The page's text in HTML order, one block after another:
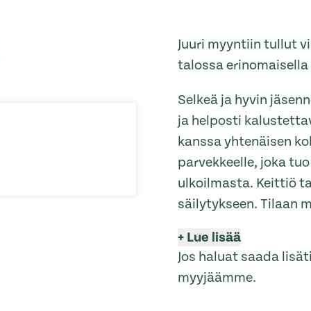
Juuri myyntiin tullut
talossa
Selkeä ja hyvin
ja helposti
kanssa yhtenäisen
parvekkeelle, joka
ulkoilmasta. Keittiö
säilytykseen. Tilaan
+ Lue lisää
Jos haluat saada
myyjäämme.